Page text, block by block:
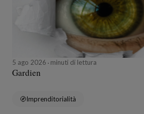
5 ago 2026 minuti di lettura
Gardien
Imprenditorialità